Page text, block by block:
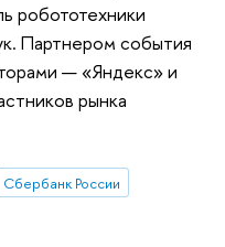
робототехники
Партнером события
— «Яндекс» и
рынка
Сбербанк России